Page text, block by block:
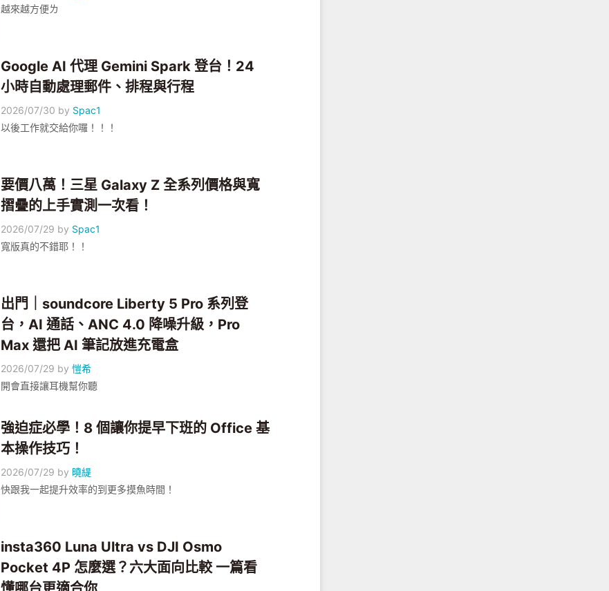
越來越方便ㄌ
Google AI 代理 Gemini Spark 登台！24
小時自動處理郵件、排程與行程
2026/07/30 by Spac1
以後工作就交給你囉！！！
要價八萬！三星 Galaxy Z 全系列價格與寬
摺疊的上手實測一次看！
2026/07/29 by Spac1
寬版真的不錯耶！！
出門｜soundcore Liberty 5 Pro 系列登
台，AI 通話、ANC 4.0 降噪升級，Pro
Max 還把 AI 筆記放進充電盒
2026/07/29 by愷希
開會直接讓耳機幫你聽
強迫症必學！8 個讓你提早下班的 Office 基
本操作技巧！
2026/07/29 by 曉緹
快跟我一起提升效率的到更多摸魚時間！
insta360 Luna Ultra vs DJI Osmo
Pocket 4P 怎麼選？六大面向比較 一篇看